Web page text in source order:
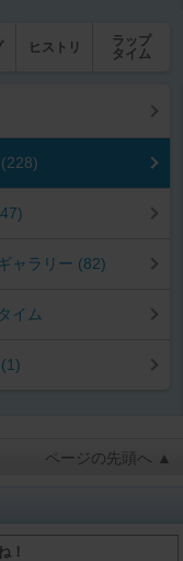
ヒストリ
ラップ
タイム
ャラリー (82)
イム
ページの先頭へ ▲
！